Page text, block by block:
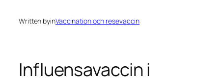
Written byinVaccination och resevaccin
Influensavaccin i